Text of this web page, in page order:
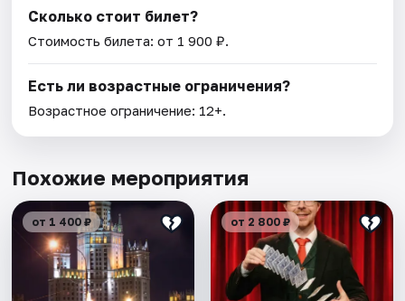
Сколько стоит билет?
Стоимость билета: от 1 900 ₽.
Есть ли возрастные ограничения?
Возрастное ограничение: 12+.
Похожие мероприятия
от 1 400 ₽ от 2 800 ₽